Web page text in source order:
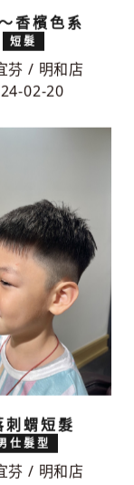
香檳色系
短髮
芬 / 明和店
02-20
刺蝟短髮
仕髮型
芬 / 明和店